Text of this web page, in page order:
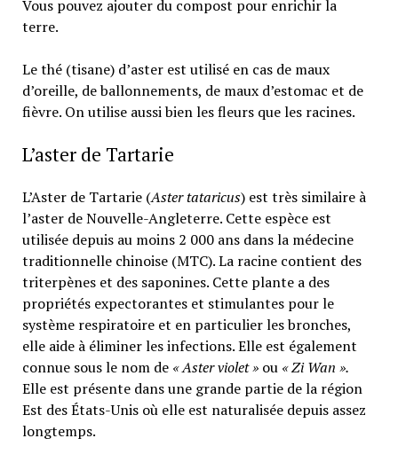
Vous pouvez ajouter du compost pour enrichir la
terre.
Le thé (tisane) d’aster est utilisé en cas de maux
d’oreille, de ballonnements, de maux d’estomac et de
fièvre. On utilise aussi bien les fleurs que les racines.
L’aster de Tartarie
L’Aster de Tartarie (Aster tataricus) est très similaire à
l’aster de Nouvelle-Angleterre. Cette espèce est
utilisée depuis au moins 2 000 ans dans la médecine
traditionnelle chinoise (MTC). La racine contient des
triterpènes et des saponines. Cette plante a des
propriétés expectorantes et stimulantes pour le
système respiratoire et en particulier les bronches,
elle aide à éliminer les infections. Elle est également
connue sous le nom de « Aster violet » ou « Zi Wan ».
Elle est présente dans une grande partie de la région
Est des États-Unis où elle est naturalisée depuis assez
longtemps.